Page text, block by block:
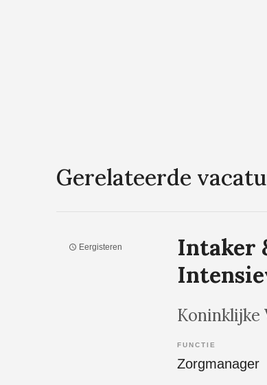
Gerelateerde
Eergisteren
Intaker
Koninklijke
FUNCTIE
Zorgmanager